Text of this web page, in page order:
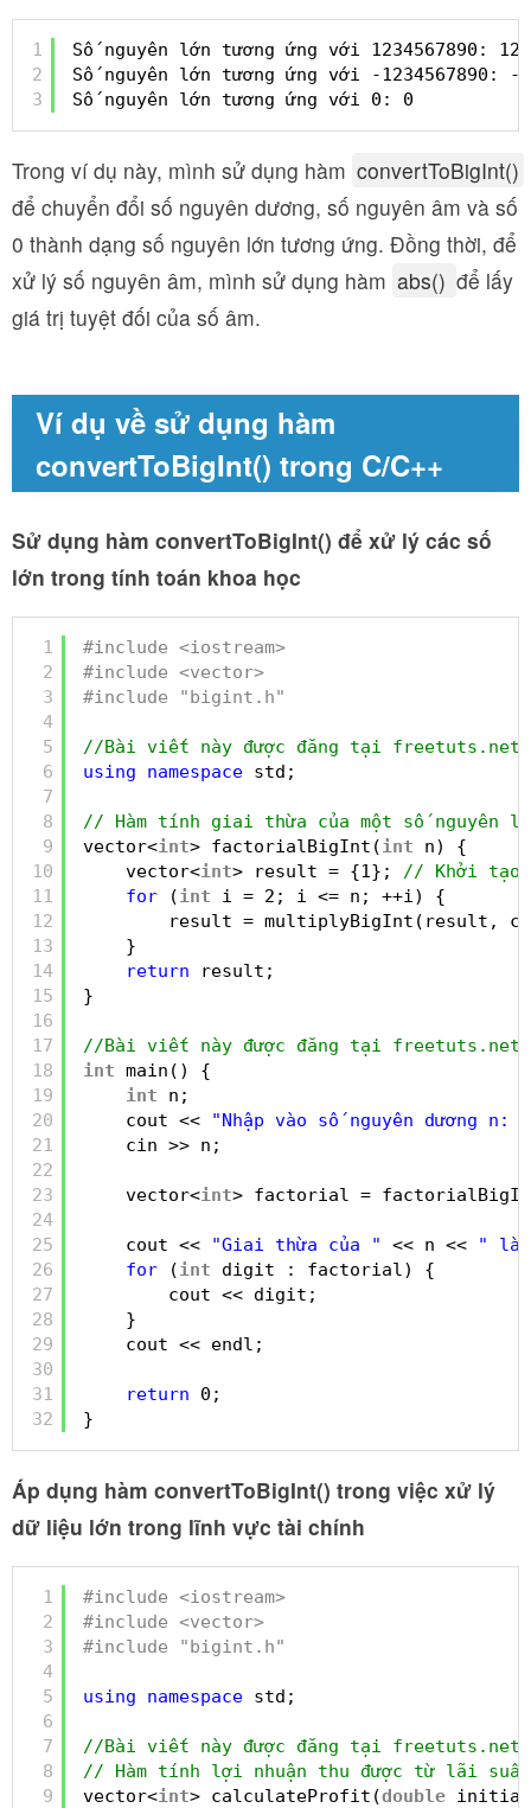
1
2
3
Số nguyên lớn tương ứng với 1234567890:
Số nguyên lớn tương ứng với -1234567890: -
Số nguyên lớn tương ứng với 0: 0
Trong ví dụ này, mình sử dụng hàm convertToBigInt()
để chuyển đổi số nguyên dương, số nguyên âm và số
0 thành dạng số nguyên lớn tương ứng. Đồng thời, để
xử lý số nguyên âm, mình sử dụng hàm abs() để lấy
giá trị tuyệt đối của số âm.
Ví dụ về sử dụng hàm
convertToBigInt() trong C/C++
Sử dụng hàm convertToBigInt() để xử lý các số
lớn trong tính toán khoa học
1
2
3
4
5
6
7
8
9
10
11
12
13
14
15
16
17
18
19
20
21
22
23
24
25
26
27
28
29
30
31
32
#include <iostream>
#include <vector>
#include "bigint.h"
//Bài viết này được đăng tại freetuts.net
using
namespace std;
// Hàm tính giai thừa của một số nguyên
vector<int> factorialBigInt(int
n) {
vector<int> result = {1};
// Khởi tạo
for
(int
i = 2; i <= n; ++i) {
result = multiplyBigInt(result,
}
return
result;
}
//Bài viết này được đăng tại freetuts.net
int main() {
int
n;
cout <<
"Nhập vào số nguyên dương n: "
cin >> n;
vector<int> factorial =
cout << "Giai thừa của " << n <<
"
for
(int
digit : factorial) {
cout << digit;
}
cout << endl;
return
0;
}
Áp dụng hàm convertToBigInt() trong việc xử lý
dữ liệu lớn trong lĩnh vực tài chính
1
2
3
4
5
6
7
8
9
#include <iostream>
#include <vector>
#include "bigint.h"
using namespace std;
//Bài viết này được đăng tại freetuts.net
// Hàm tính lợi nhuận thu được từ lãi suất
vector<int> calculateProfit(double